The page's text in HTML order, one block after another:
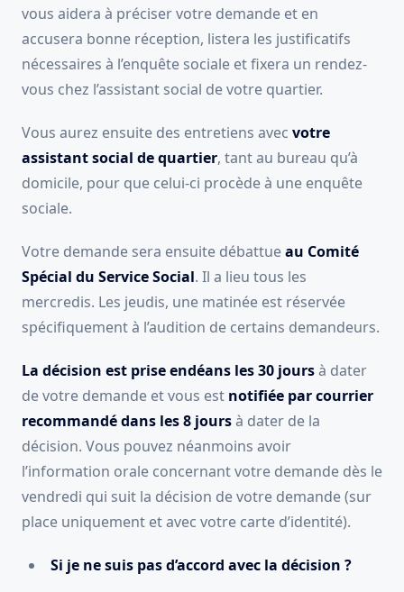
vous aidera à préciser votre demande et en
accusera bonne réception, listera les justificatifs
nécessaires à l’enquête sociale et fixera un rendez-
vous chez l’assistant social de votre quartier.
Vous aurez ensuite des entretiens avec votre
assistant social de quartier, tant au bureau qu’à
domicile, pour que celui-ci procède à une enquête
sociale.
Votre demande sera ensuite débattueau Comité
Spécial du Service Social. Il a lieu tous les
mercredis. Les jeudis, une matinée est réservée
spécifiquement à l’audition de certains demandeurs.
La décision est prise endéans les 30 joursà dater
de votre demande et vous est notifiée par courrier
recommandé dans les 8 joursà dater de la
décision. Vous pouvez néanmoins avoir
l’information orale concernant votre demande dès le
vendredi qui suit la décision de votre demande (sur
place uniquement et avec votre carte d’identité).
Si je ne suis pas d’accord avec la décision ?